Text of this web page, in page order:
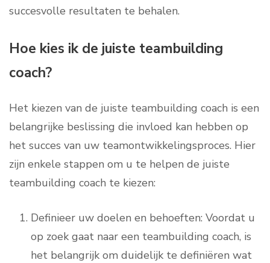
succesvolle resultaten te behalen.
Hoe kies ik de juiste teambuilding
coach?
Het kiezen van de juiste teambuilding coach is een
belangrijke beslissing die invloed kan hebben op
het succes van uw teamontwikkelingsproces. Hier
zijn enkele stappen om u te helpen de juiste
teambuilding coach te kiezen:
Definieer uw doelen en behoeften: Voordat u
op zoek gaat naar een teambuilding coach, is
het belangrijk om duidelijk te definiëren wat